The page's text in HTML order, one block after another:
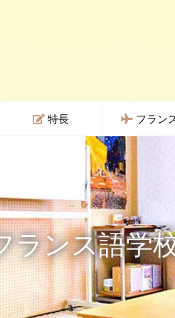
特長 フラン
ランス語学